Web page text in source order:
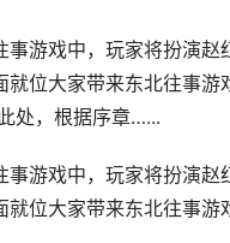
事游戏中，玩家将扮演
就位大家带来东北往事
处，根据序章…...
事游戏中，玩家将扮演
就位大家带来东北往事游